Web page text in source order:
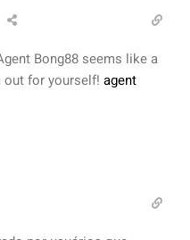
Bong88 seems like a
out for yourself! agent